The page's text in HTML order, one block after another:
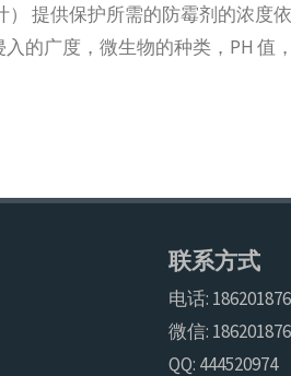
） 提供保护所需的防霉剂的浓度
的广度，微生物的种类，PH 值
联系方式
电话:
微信:
QQ: 444520974